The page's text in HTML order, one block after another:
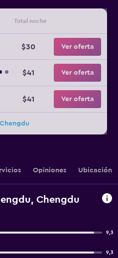
Total noche
$30 Ver oferta
$41 Ver oferta
$41 Ver oferta
Opiniones Ubicación
Chengdu
9,3
9,3